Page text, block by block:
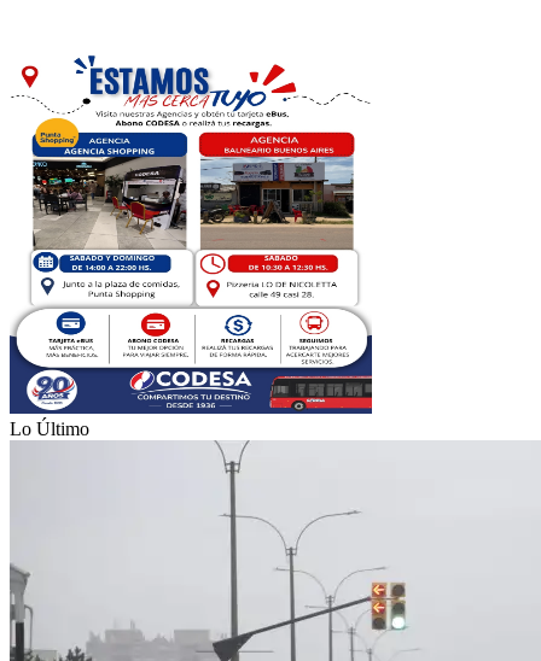
Lo Último